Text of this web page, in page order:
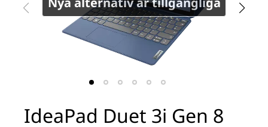
IdeaPad Duet 3i Gen 8